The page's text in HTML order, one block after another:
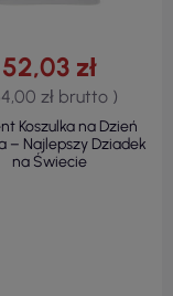
52,03 zł
zł brutto )
Koszulka na Dzień
– Najlepszy Dziadek
na Świecie